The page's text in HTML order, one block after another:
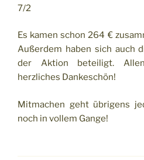
7/2
Es kamen schon 264 €
Außerdem haben sich auch
der Aktion beteiligt.
herzliches Dankeschön!
Mitmachen geht übrigens
noch in vollem Gange!